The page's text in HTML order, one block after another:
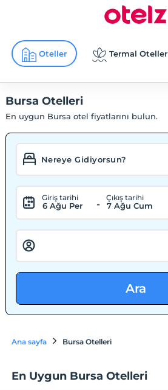
Oteller Termal Oteller
Bursa Otelleri
En uygun Bursa otel fiyatlarını bulun.
Giriş tarihi
6 Ağu Per -
Çıkış tarihi
7 Ağu Cum
Ara
Ana sayfa Bursa Otelleri
En Uygun Bursa Otelleri